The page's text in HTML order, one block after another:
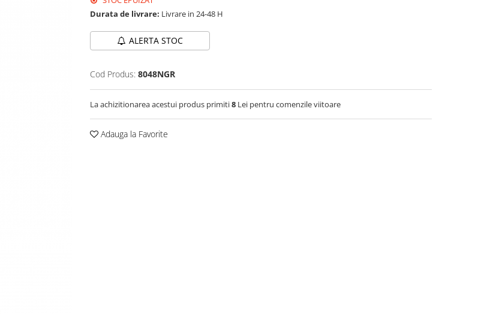
Durata de livrare: Livrare in 24-48 H
ALERTA STOC
Cod Produs: 8048NGR
La achizitionarea acestui produs primiti8 Lei pentru comenzile viitoare
Adauga la Favorite